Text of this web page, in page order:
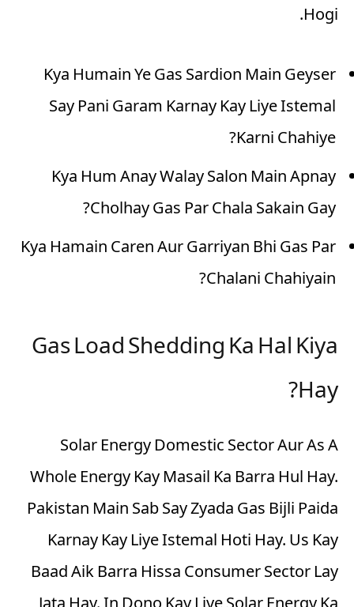
Hogi.
Kya Humain Ye Gas Sardion Main Geyser
Say Pani Garam Karnay Kay Liye Istemal
Karni Chahiye?
Kya Hum Anay Walay Salon Main Apnay
Cholhay Gas Par Chala Sakain Gay?
Kya Hamain Caren Aur Garriyan Bhi Gas Par
Chalani Chahiyain?
Gas Load Shedding Ka Hal Kiya
Hay?
Solar Energy Domestic Sector Aur As A
Whole Energy Kay Masail Ka Barra Hul Hay.
Pakistan Main Sab Say Zyada Gas Bijli Paida
Karnay Kay Liye Istemal Hoti Hay. Us Kay
Baad Aik Barra Hissa Consumer Sector Lay